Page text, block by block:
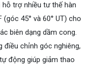
trợ nhiều tư thế hàn
45° và 60° UT) cho
biên dạng dầm cong.
điều chỉnh góc nghiêng,
động giúp giảm thao